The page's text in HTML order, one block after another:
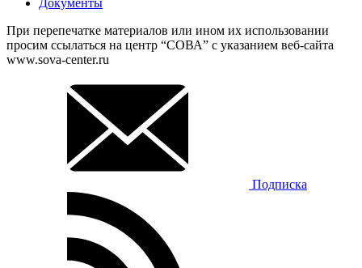
Документы
При перепечатке материалов или ином их использовании
просим ссылаться на центр “СОВА” с указанием веб-сайта
www.sova-center.ru
Подписка